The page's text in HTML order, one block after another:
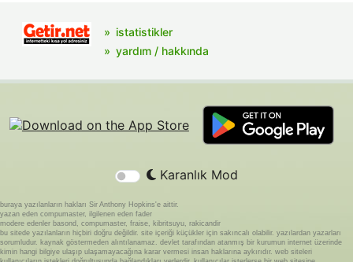
istatistikler
yardım / hakkında
Karanlık Mod
buraya yazılanların hakları Sir Anthony Hopkins'e aittir.
yazan eden compumaster, ilgilenen eden fader
modere edenler basond, compumaster, fraise, kibritsuyu, rakicandir
bu sitede yazılanların hiçbiri doğru değildir. site içeriği küçükler için sakıncalı olabilir. yazılardan yazarları
sorumludur. kaynak göstermeden alıntılanamaz. devlet tarafından atanmış bir kurumun internet üzerinde
kimin hangi bilgiye ulaşıp ulaşamayacağına karar vermesi insan haklarına aykırıdır. web siteleri